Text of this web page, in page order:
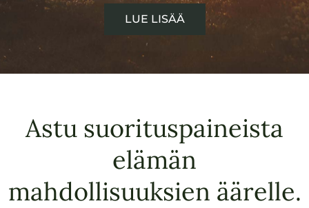
LUE LISÄÄ
Astu suorituspaineista
elämän
mahdollisuuksien äärelle.